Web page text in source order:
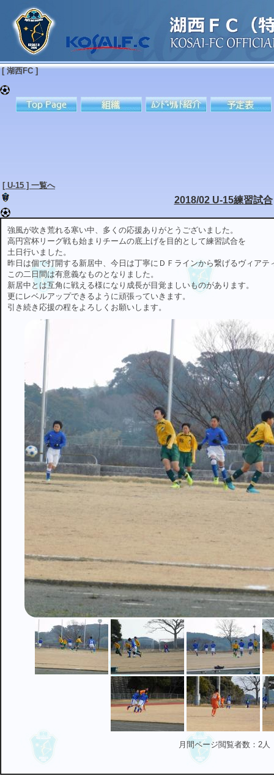
[ 湖西FC ]
[ U-15 ] 一覧へ
2018/02 U-15練習試合
強風が吹き荒れる寒い中、多くの応援ありがとうございました。
高円宮杯リーグ戦も始まりチームの底上げを目的として練習試合を
土日行いました。
昨日は個で打開する新居中、今日は丁寧にＤＦラインから繋げるヴィアテ
この二日間は有意義なものとなりました。
新居中とは互角に戦える様になり成長が目覚ましいものがあります。
更にレベルアップできるように頑張っていきます。
引き続き応援の程をよろしくお願いします。
月間ページ閲覧者数：2人